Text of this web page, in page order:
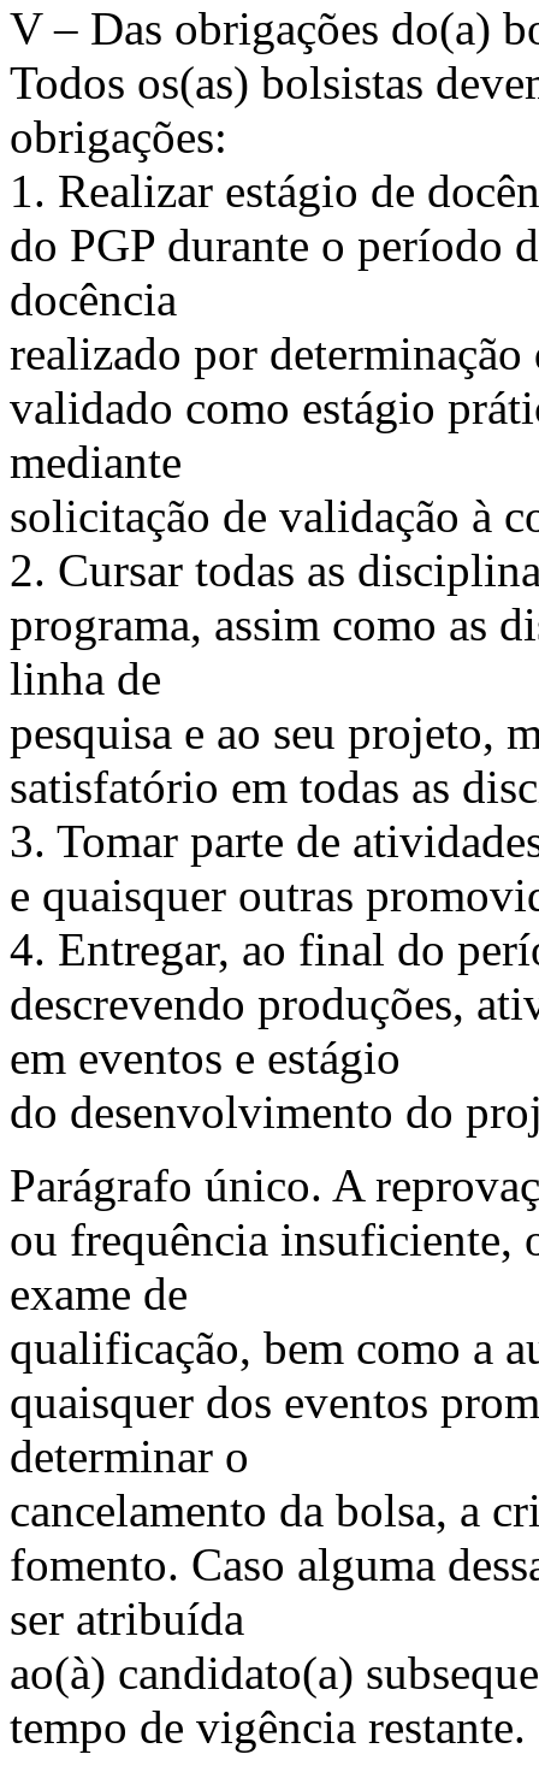
V – Das obrigações do(a)
Todos os(as) bolsistas
obrigações:
1. Realizar estágio de
do PGP durante o período
docência
realizado por determinação
validado como estágio
mediante
solicitação de validação à
2. Cursar todas as
programa, assim como as
linha de
pesquisa e ao seu projeto,
satisfatório em todas as
3. Tomar parte de
e quaisquer outras
4. Entregar, ao final do
descrevendo produções,
em eventos e estágio
do desenvolvimento do
Parágrafo único. A
ou frequência insuficiente,
exame de
qualificação, bem como a
quaisquer dos eventos
determinar o
cancelamento da bolsa, a
fomento. Caso alguma
ser atribuída
ao(à) candidato(a)
tempo de vigência restante.